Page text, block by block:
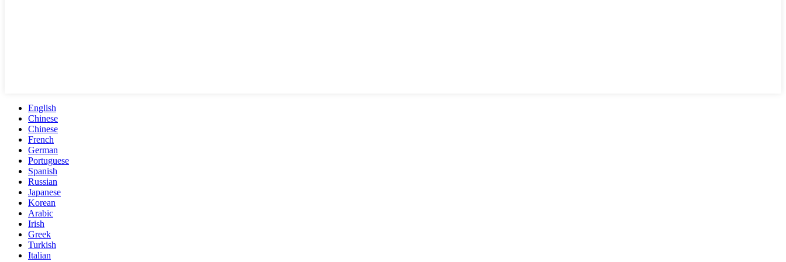
English
Chinese
Chinese
French
German
Portuguese
Spanish
Russian
Japanese
Korean
Arabic
Irish
Greek
Turkish
Italian